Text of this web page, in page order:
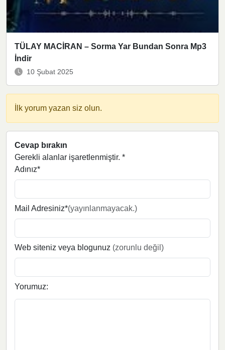
TÜLAY MACİRAN – Sorma Yar Bundan Sonra Mp3
İndir
10 Şubat 2025
İlk yorum yazan siz olun.
Cevap bırakın
Gerekli alanlar işaretlenmiştir. *
Adınız*
Mail Adresiniz*(yayınlanmayacak.)
Web siteniz veya blogunuz (zorunlu değil)
Yorumuz: